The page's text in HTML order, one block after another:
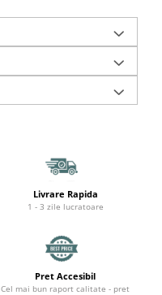
Livrare Rapida
1 - 3 zile lucratoare
Pret Accesibil
Cel mai bun raport calitate - pret